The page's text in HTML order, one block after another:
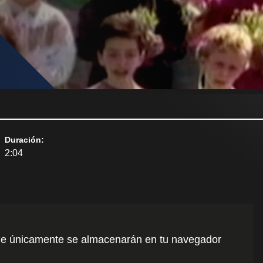
Duración:
2:04
únicamente se almacenarán en tu navegador